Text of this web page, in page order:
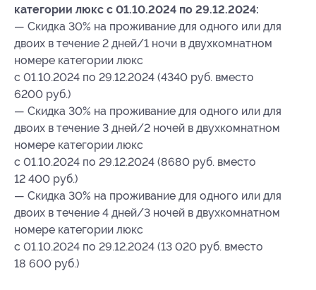
категории люкс с 01.10.2024 по 29.12.2024:
— Скидка 30% на проживание для одного или для
двоих в течение 2 дней/1 ночи в двухкомнатном
номере категории люкс
с 01.10.2024 по 29.12.2024 (4340 руб. вместо
6200 руб.)
— Скидка 30% на проживание для одного или для
двоих в течение 3 дней/2 ночей в двухкомнатном
номере категории люкс
с 01.10.2024 по 29.12.2024 (8680 руб. вместо
12 400 руб.)
— Скидка 30% на проживание для одного или для
двоих в течение 4 дней/3 ночей в двухкомнатном
номере категории люкс
с 01.10.2024 по 29.12.2024 (13 020 руб. вместо
18 600 руб.)